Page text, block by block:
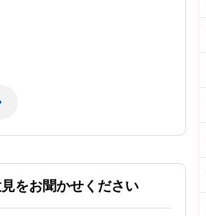
をお聞かせください